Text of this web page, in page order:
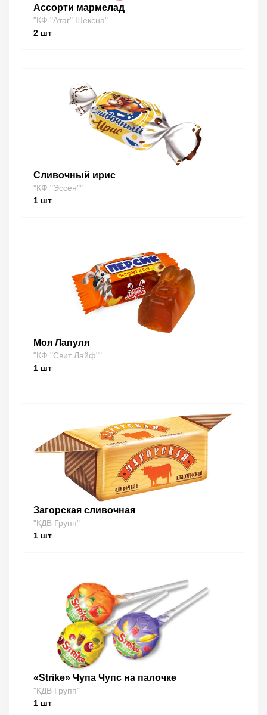
Ассорти мармелад
"КФ "Атаг" Шексна"
2 шт
Сливочный ирис
"КФ "Эссен""
1 шт
Моя Лапуля
"КФ "Свит Лайф""
1 шт
Загорская сливочная
"КДВ Групп"
1 шт
«Strike» Чупа Чупс на палочке
"КДВ Групп"
1 шт